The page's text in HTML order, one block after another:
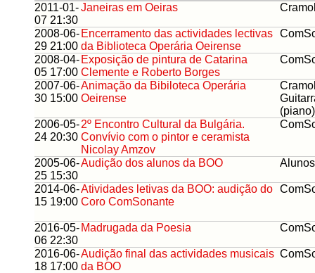
2011-01-
07 21:30
Janeiras em Oeiras
2008-06-
29 21:00
Encerramento das actividades lectivas
da Biblioteca Operária Oeirense
2008-04-
05 17:00
Exposição de pintura de Catarina
Clemente e Roberto Borges
2007-06-
30 15:00
Animação da Bibiloteca Operária
Oeirense
(piano)
2006-05-
24 20:30
2º Encontro Cultural da Bulgária.
Convívio com o pintor e ceramista
Nicolay Amzov
2005-06-
25 15:30
Audição dos alunos da BOO
2014-06-
15 19:00
Atividades letivas da BOO: audição do
Coro ComSonante
2016-05-
06 22:30
Madrugada da Poesia
2016-06-
18 17:00
Audição final das actividades musicais
da BOO